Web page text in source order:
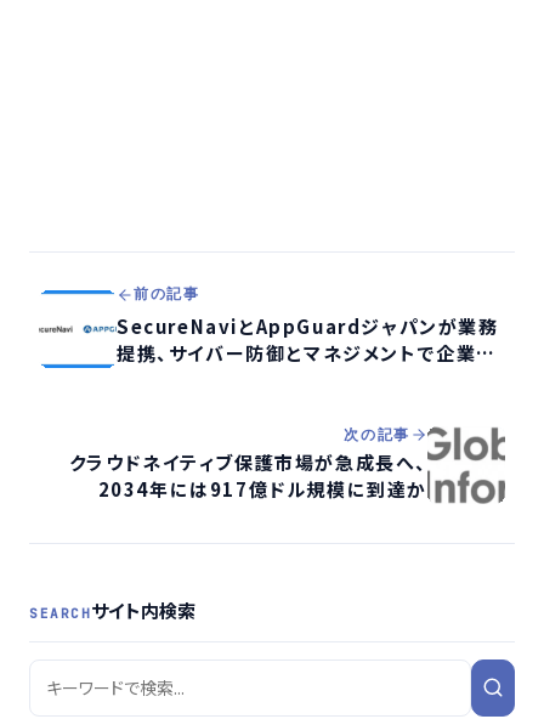
前の記事
SecureNaviとAppGuardジャパンが業務
提携、サイバー防御とマネジメントで企業セ
次の記事
クラウドネイティブ保護市場が急成長へ、
2034年には917億ドル規模に到達か
SEARCHサイト内検索